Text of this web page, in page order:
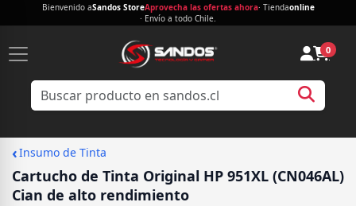
Bienvenido aSandos StoreAprovecha las ofertas ahora· Tiendaonline
· Envío a todo Chile.
0
‹Insumo de Tinta
Cartucho de Tinta Original HP 951XL (CN046AL)
Cian de alto rendimiento